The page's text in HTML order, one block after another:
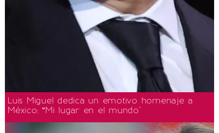
Luis Miguel dedica un emotivo homenaje a
México: “Mi lugar en el mundo"